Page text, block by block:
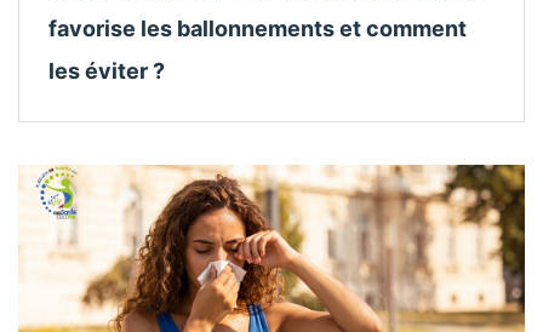
favorise les ballonnements et comment
les éviter ?